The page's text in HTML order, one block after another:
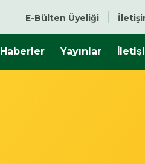
E-Bülten Üyeliği
Haberler Yayınlar